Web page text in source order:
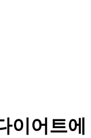
이어트에